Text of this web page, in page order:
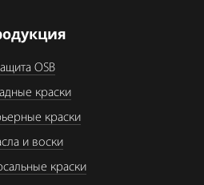
OSB
краски
краски
и воски
краски